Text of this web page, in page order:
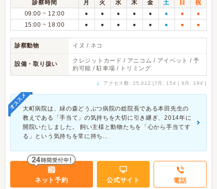
診察時間 月 火 水 木 金 土 日
祝
09:00 ~ 12:00
● ● ● ● ● ● ● ●
15:00 ~ 18:00 ● ● ● ● ● ● ● ●
診察動物 イヌ / ネコ
設備・取り扱い
クレジットカード / アニコム / アイペット / 予
約可能 / 駐車場 / トリミング
↓ アクセス数: 25,012 [7月: 154 | 6月: 194 ]
オススメ大町病院は、緑の森どうぶつ病院の総院長である本田先生の
教えである「手当て」の気持ちを大切に引き継ぎ、2014年に
開院いたしました。 飼い主様と動物たちを「心から手当てす
る」という気持ちを常に持ち...
ネット予約 公式サイト 電話